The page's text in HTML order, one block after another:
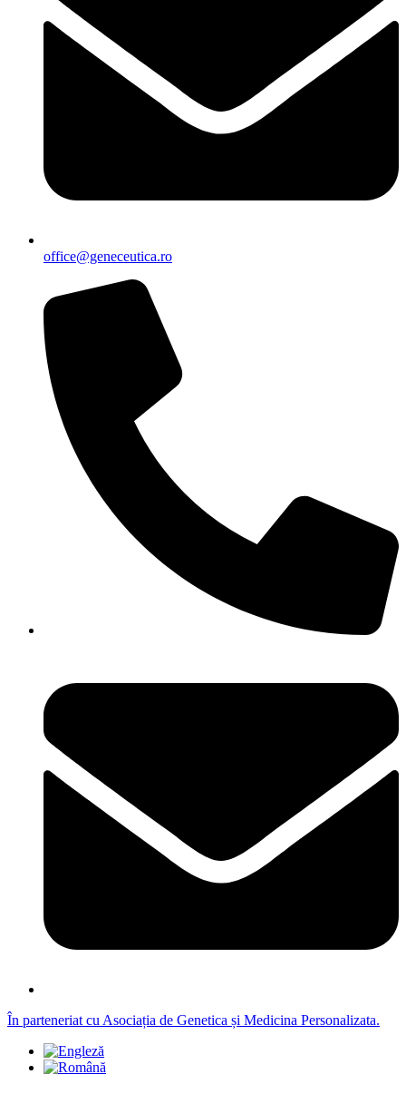
office@geneceutica.ro
În parteneriat cu Asociația de Genetica și Medicina Personalizata.